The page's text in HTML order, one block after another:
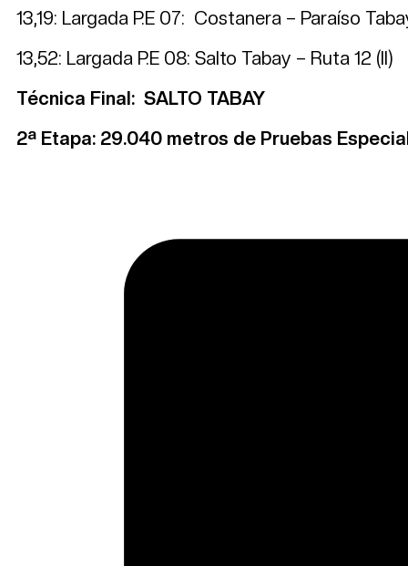
13,19: Largada P.E 07: Costanera – Paraíso
13,52: Largada P.E 08: Salto Tabay – Ruta 12 (II)
Técnica Final: SALTO TABAY
2ª Etapa: 29.040 metros de Pruebas